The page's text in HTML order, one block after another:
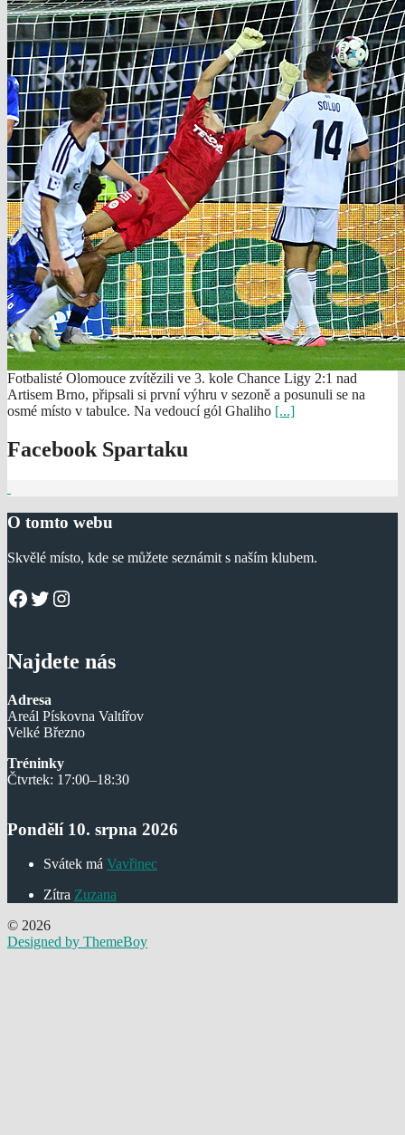
Fotbalisté Olomouce zvítězili ve 3. kole Chance Ligy 2:1 nad
Artisem Brno, připsali si první výhru v sezoně a posunuli se na
osmé místo v tabulce. Na vedoucí gól Ghaliho [...]
Facebook Spartaku
O tomto webu
Skvělé místo, kde se můžete seznámit s naším klubem.
Facebook
Twitter
Instagram
Najdete nás
Adresa
Areál Pískovna Valtířov
Velké Březno
Tréninky
Čtvrtek: 17:00–18:30
Pondělí 10. srpna 2026
Svátek má Vavřinec
Zítra Zuzana
© 2026
Designed by ThemeBoy